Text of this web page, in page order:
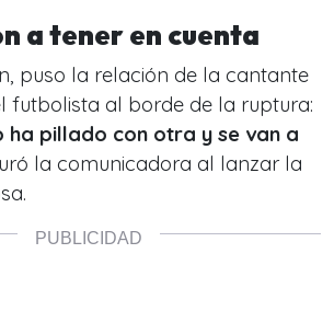
a tener en cuenta
puso la relación de la cantante
futbolista al borde de la ruptura:
ha pillado con otra y se van a
la comunicadora al lanzar la